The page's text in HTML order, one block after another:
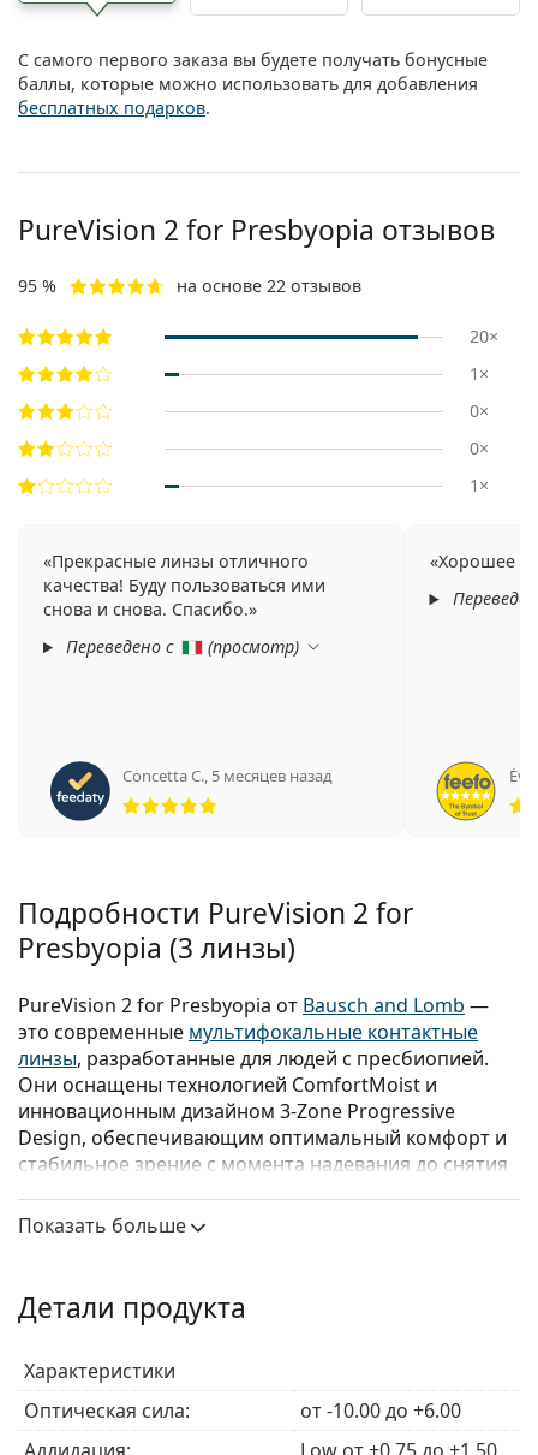
С самого первого заказа вы будете получать бонусные
баллы, которые можно использовать для добавления
бесплатных подарков.
PureVision 2 for Presbyopia отзывов
95 % на основе 22 отзывов
20×
1×
0×
0×
1×
Прекрасные линзы отличного
качества! Буду пользоваться ими
снова и снова. Спасибо.
Переведено с
(просмотр)
Concetta C., 5 месяцев назад
Рейтинг 5 из 5
Хорошее
Éva
Подробности PureVision 2 for
Presbyopia (3 линзы)
PureVision 2 for Presbyopia от Bausch and Lomb —
это современные мультифокальные контактные
линзы, разработанные для людей с пресбиопией.
Они оснащены технологией ComfortMoist и
инновационным дизайном 3-Zone Progressive
Design, обеспечивающим оптимальный комфорт и
стабильное зрение с момента надевания до снятия
Обратите внимание, что PureVision 2 for Presbyopia
PureVision идентичны, различается только
Пользователи контактных линз PureVision могут
перейти на новые линзы PureVision 2, получив
новый рецепт.
Показать больше
Детали продукта
Характеристики
Оптическая сила:
от -10.00 до +6.00